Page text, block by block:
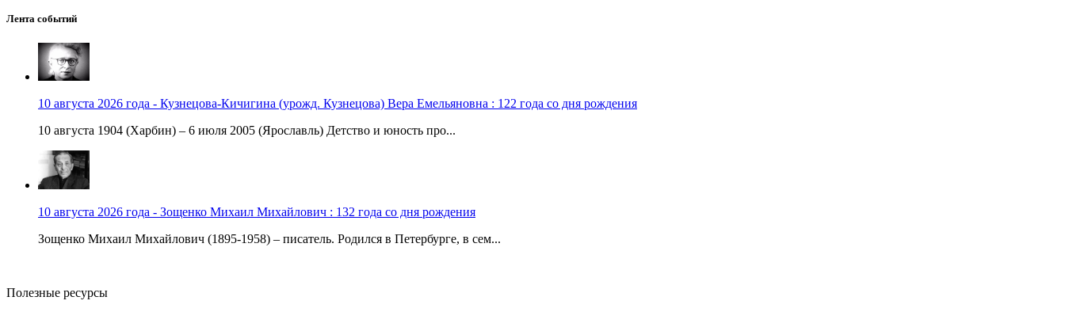
Лента событий
10 августа 2026 года - Кузнецова-Кичигина (урожд. Кузнецова) Вера Емельяновна : 122 года со дня рождения
10 августа 1904 (Харбин) – 6 июля 2005 (Ярославль) Детство и юность про...
10 августа 2026 года - Зощенко Михаил Михайлович : 132 года со дня рождения
Зощенко Михаил Михайлович (1895-1958) – писатель. Родился в Петербурге, в сем...
Полезные ресурсы